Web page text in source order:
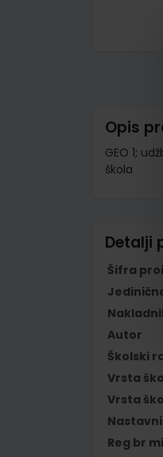
gallery
Opis
GEO 1;
škola
Detalji
Šifra
Autor
Školski
Vrsta
Vrsta
Reg br